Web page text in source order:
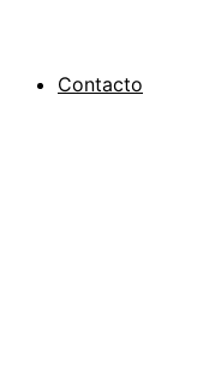
Contacto